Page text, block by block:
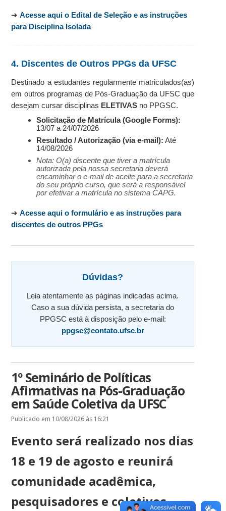
➔Acesse aqui o Edital de Seleção e as instruções
para Disciplina Isolada
4. Discentes de Outros PPGs da UFSC
Destinado a estudantes regularmente matriculados(as)
em outros programas de Pós-Graduação da UFSC que
desejam cursar disciplinas ELETIVAS no PPGSC.
Solicitação de Matrícula (Google Forms):
13/07 a 24/07/2026
Resultado / Autorização (via e-mail): Até
14/08/2026
Nota: O(a) discente que tiver a matrícula
autorizada pela nossa secretaria deverá
encaminhar o e-mail de aceite para a secretaria
do seu próprio curso, que será a responsável
por efetivar a matrícula no sistema CAPG.
➔Acesse aqui o formulário e as instruções para
discentes de outros PPGs
Dúvidas?
Leia atentamente as páginas indicadas acima.
Caso a sua dúvida persista, a secretaria do
PPGSC está à disposição pelo e-mail:
ppgsc@contato.ufsc.br
1º Seminário de Políticas
Afirmativas na Pós-Graduação
em Saúde Coletiva da UFSC
Publicado em 10/08/2026 às 16:21
Evento será realizado nos dias
18 e 19 de agosto e reunirá
comunidade acadêmica,
pesquisadores e coletivos